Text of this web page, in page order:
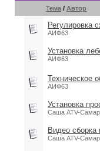
Тема / Автор
Регулировка
АИФ63
Установка
АИФ63
Техническое
АИФ63
Установка
Саша ATV-
Видео сборка
Саша ATV-